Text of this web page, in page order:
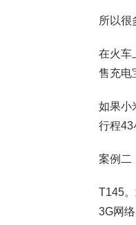
所以很
在火车
售充电
如果小
行程43
案例二
T145
3G网